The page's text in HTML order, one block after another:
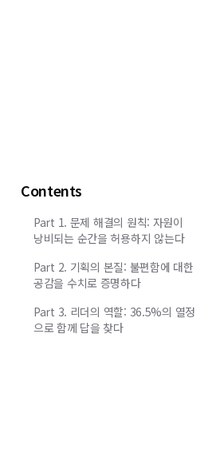
Contents
Part 1. 문제 해결의 원칙: 자원이
낭비되는 순간을 허용하지 않는다
Part 2. 기획의 본질: 불편함에 대한
공감을 수치로 증명하다
Part 3. 리더의 역할: 36.5%의 열정
으로 함께 답을 찾다